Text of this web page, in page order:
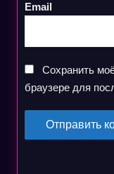
Email
Сохранить
браузере для